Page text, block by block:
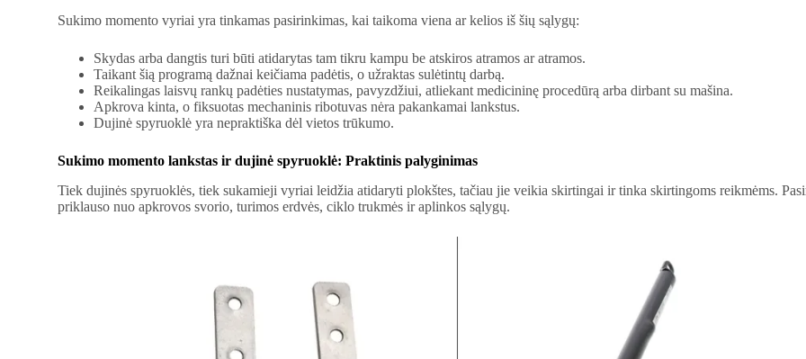
Sukimo momento vyriai yra tinkamas pasirinkimas, kai taikoma viena ar kelios iš šių sąlygų:
Skydas arba dangtis turi būti atidarytas tam tikru kampu be atskiros atramos ar atramos.
Taikant šią programą dažnai keičiama padėtis, o užraktas sulėtintų darbą.
Reikalingas laisvų rankų padėties nustatymas, pavyzdžiui, atliekant medicininę procedūrą arba dirbant su mašina.
Apkrova kinta, o fiksuotas mechaninis ribotuvas nėra pakankamai lankstus.
Dujinė spyruoklė yra nepraktiška dėl vietos trūkumo.
Sukimo momento lankstas ir dujinė spyruoklė: Praktinis palyginimas
Tiek dujinės spyruoklės, tiek sukamieji vyriai leidžia atidaryti plokštes, tačiau jie veikia skirtingai ir tinka skirtingoms reikmėms.
priklauso nuo apkrovos svorio, turimos erdvės, ciklo trukmės ir aplinkos sąlygų.